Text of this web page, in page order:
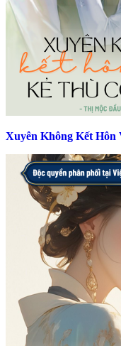
Xuyên Không Kết